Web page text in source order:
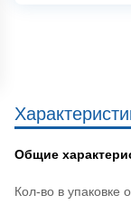
Общие
Кол-во в упаковке